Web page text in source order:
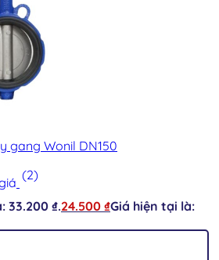
gang Wonil DN150
(2)
33.200 ₫.24.500 ₫Giá hiện tại là: